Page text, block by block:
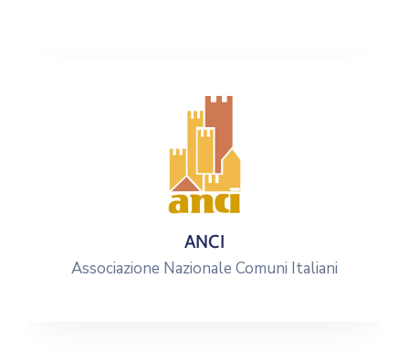
ANCI
Associazione Nazionale Comuni Italiani